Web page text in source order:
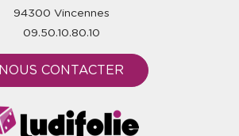
94300 Vincennes
09.50.10.80.10
NOUS CONTACTER